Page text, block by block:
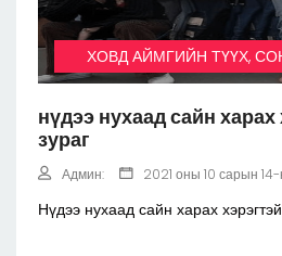
ХОВД АЙМГИЙН ТҮҮХ,
нүдээ нухаад сайн
зураг
Админ: 2021 оны 10 сарын
Нүдээ нухаад сайн харах